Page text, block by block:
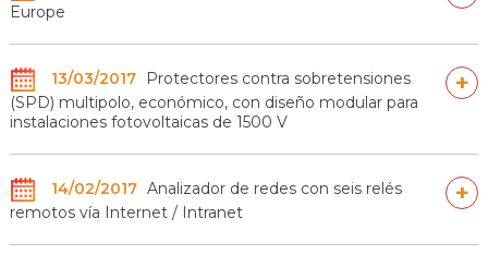
Europe
13/03/2017
Protectores contra sobretensiones
(SPD) multipolo, económico, con diseño modular para
instalaciones fotovoltaicas de 1500 V
+
14/02/2017 Analizador de redes con seis relés
remotos vía Internet / Intranet
+